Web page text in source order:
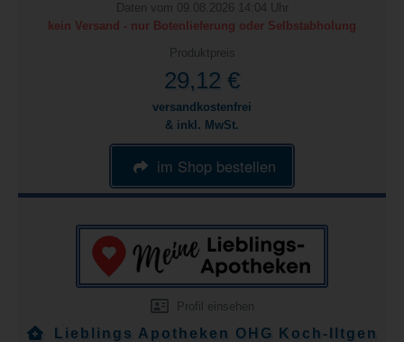
Daten vom 09.08.2026 14:04 Uhr
kein Versand - nur Botenlieferung oder Selbstabholung
Produktpreis
29,12 €
versandkostenfrei
& inkl. MwSt.
im Shop bestellen
Profil einsehen
Lieblings Apotheken OHG Koch-Iltgen